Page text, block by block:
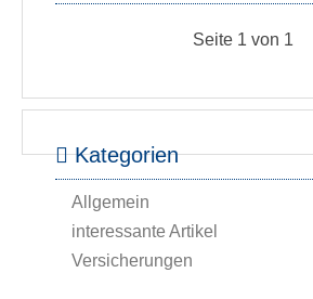
Seite 1 von 1
Kategorien
Allgemein
interessante Artikel
Versicherungen